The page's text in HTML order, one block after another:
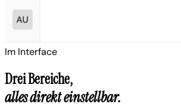
Im Interface
Drei Bereiche,
alles direkt einstellbar.